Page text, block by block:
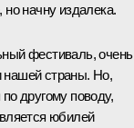
начну издалека.
фестиваль, очень
нашей страны. Но,
другому поводу,
юбилей